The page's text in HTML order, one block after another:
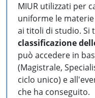
MIUR utilizzati per
uniforme le
ai titoli di studio. Si
classificazione
può accedere in
(Magistrale,
ciclo unico) e
che ha conseguito.